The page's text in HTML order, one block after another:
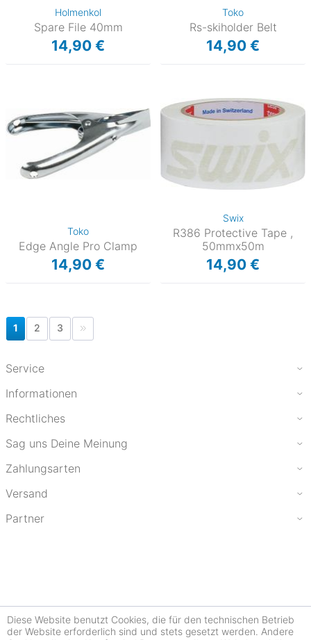
Holmenkol
Spare File 40mm
14,90 €
Toko
Rs-skiholder Belt
14,90 €
Toko
Edge Angle Pro Clamp
14,90 €
Swix
R386 Protective Tape ,
50mmx50m
14,90 €
1 2 3
Service
Informationen
Rechtliches
Sag uns Deine Meinung
Zahlungsarten
Versand
Partner
Diese Website benutzt Cookies, die für den technischen Betrieb
der Website erforderlich sind und stets gesetzt werden. Andere